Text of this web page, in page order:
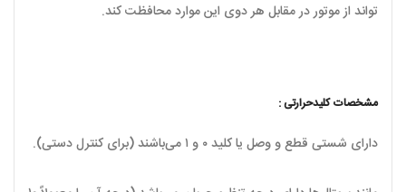
تواند از موتور در مقابل هر دوی این موارد محافظت کند.
مشخصات کلیدحرارتی :
دارای شستی قطع و وصل یا کلید ۰ و ۱ می‌باشند (برای کنترل دستی).